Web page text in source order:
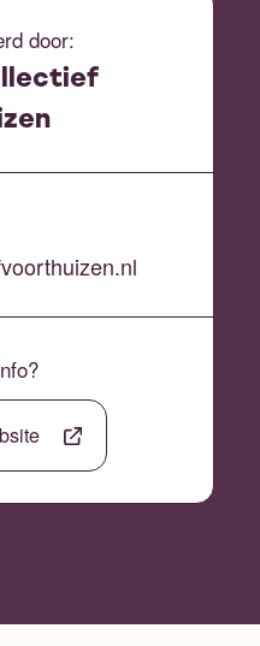
door: